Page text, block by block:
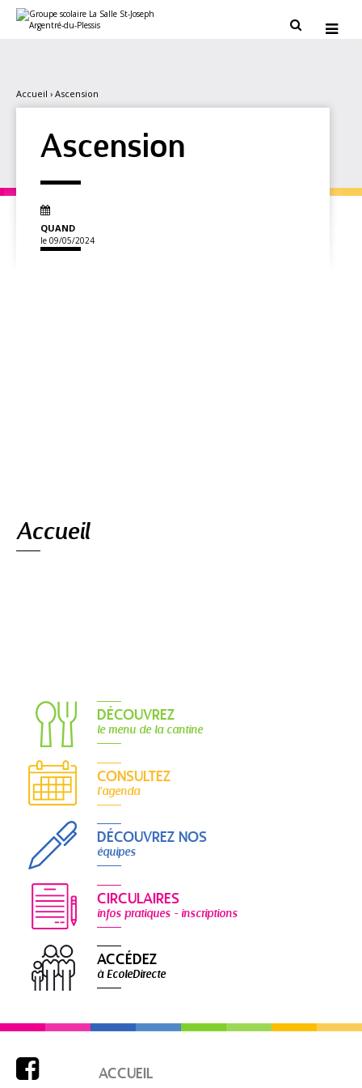
contenu.
personnels
 
Accueil › Ascension
Ascension
QUAND
le 09/05/2024
Accueil
DÉCOUVREZ
le menu de la cantine
CONSULTEZ
l'agenda
DÉCOUVREZ NOS
équipes
CIRCULAIRES
infos pratiques - inscriptions
ACCÉDEZ
à EcoleDirecte
 ACCUEIL